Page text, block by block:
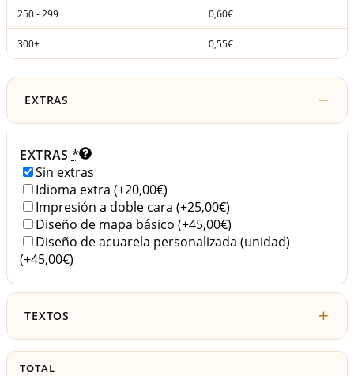
250 - 299 0,60€
300+ 0,55€
EXTRAS
EXTRAS *
Sin extras
Idioma extra (+20,00€)
Impresión a doble cara (+25,00€)
Diseño de mapa básico (+45,00€)
Diseño de acuarela personalizada (unidad)
(+45,00€)
TEXTOS
TOTAL